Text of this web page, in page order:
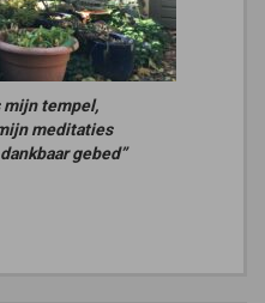
mijn tempel,
meditaties
gebed”